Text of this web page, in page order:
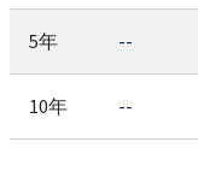
5年 --
10年 --